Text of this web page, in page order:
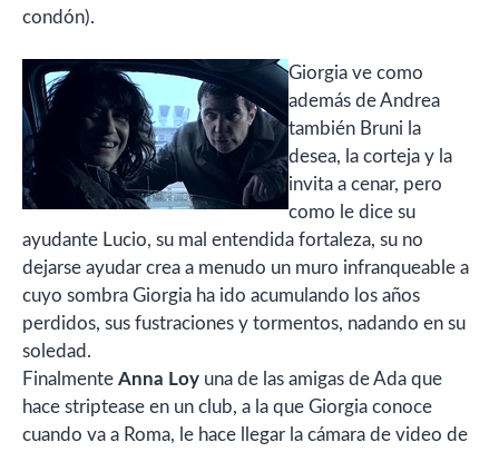
condón).
Giorgia ve como
además de Andrea
también Bruni la
desea, la corteja y la
invita a cenar, pero
como le dice su
ayudante Lucio, su mal entendida fortaleza, su no
dejarse ayudar crea a menudo un muro infranqueable a
cuyo sombra Giorgia ha ido acumulando los años
perdidos, sus fustraciones y tormentos, nadando en su
soledad.
Finalmente Anna Loy una de las amigas de Ada que
hace striptease en un club, a la que Giorgia conoce
cuando va a Roma, le hace llegar la cámara de video de